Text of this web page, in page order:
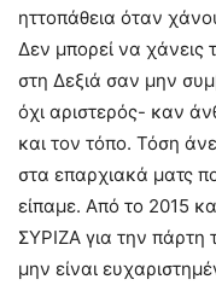
ηττοπάθεια όταν
Δεν μπορεί να χάνεις
στη Δεξιά σαν μην
όχι αριστερός- καν
και τον τόπο. Τόση
στα επαρχιακά ματς
είπαμε. Από το 2015
ΣΥΡΙΖΑ για την πάρτη
μην είναι